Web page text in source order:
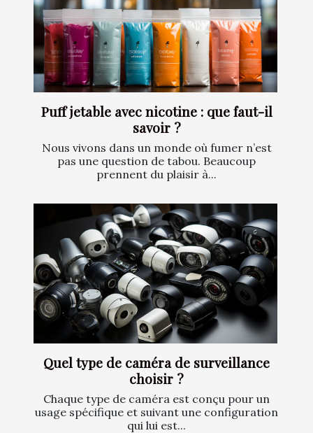
Puff jetable avec nicotine : que faut-il
savoir ?
Nous vivons dans un monde où fumer n’est
pas une question de tabou. Beaucoup
prennent du plaisir à...
Quel type de caméra de surveillance
choisir ?
Chaque type de caméra est conçu pour un
usage spécifique et suivant une configuration
qui lui est...